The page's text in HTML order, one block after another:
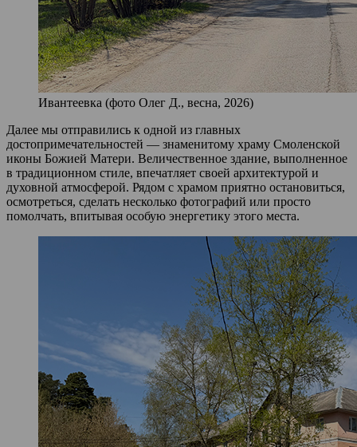
Ивантеевка (фото Олег Д., весна, 2026)
Далее мы отправились к одной из главных
достопримечательностей — знаменитому храму Смоленской
иконы Божией Матери. Величественное здание, выполненное
в традиционном стиле, впечатляет своей архитектурой и
духовной атмосферой. Рядом с храмом приятно остановиться,
осмотреться, сделать несколько фотографий или просто
помолчать, впитывая особую энергетику этого места.